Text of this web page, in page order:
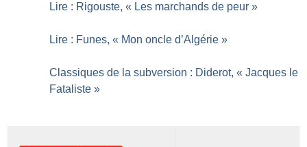
Lire : Rigouste, « Les marchands de peur »
Lire : Funes, « Mon oncle d’Algérie »
Classiques de la subversion : Diderot, « Jacques le
Fataliste »